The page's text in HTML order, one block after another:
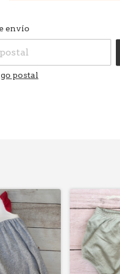
CP:
envío
postal